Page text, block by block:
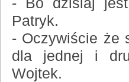
- Bo dzisiaj jest
Patryk.
- Oczywiście że
dla jednej i
Wojtek.